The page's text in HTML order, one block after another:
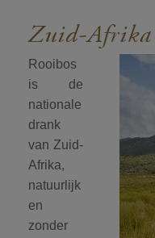
Zuid-Afrika
Rooibos
is de
nationale
drank
van Zuid-
Afrika,
natuurlijk
en
zonder